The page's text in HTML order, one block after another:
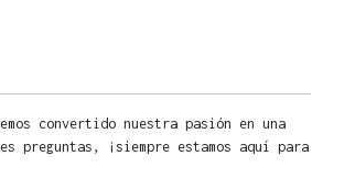
convertido nuestra pasión en una
preguntas, ¡siempre estamos aquí para